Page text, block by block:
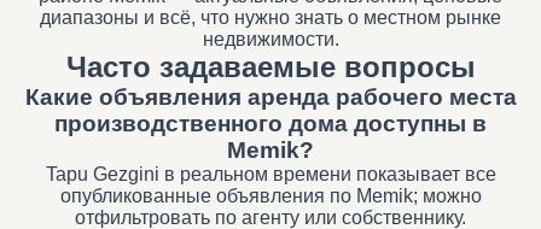
диапазоны и всё, что нужно знать о местном рынке
недвижимости.
Часто задаваемые вопросы
Какие объявления аренда рабочего места
производственного дома доступны в
Memik?
Tapu Gezgini в реальном времени показывает все
опубликованные объявления по Memik; можно
отфильтровать по агенту или собственнику.